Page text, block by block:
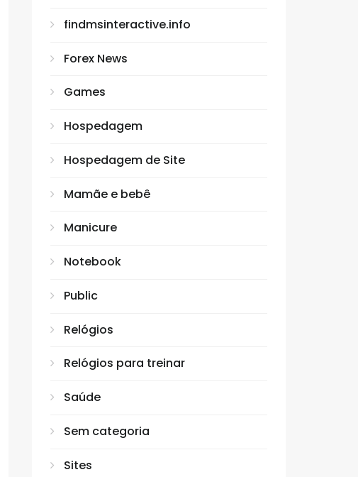
findmsinteractive.info
Forex News
Games
Hospedagem
Hospedagem de Site
Mamãe e bebê
Manicure
Notebook
Public
Relógios
Relógios para treinar
Saúde
Sem categoria
Sites